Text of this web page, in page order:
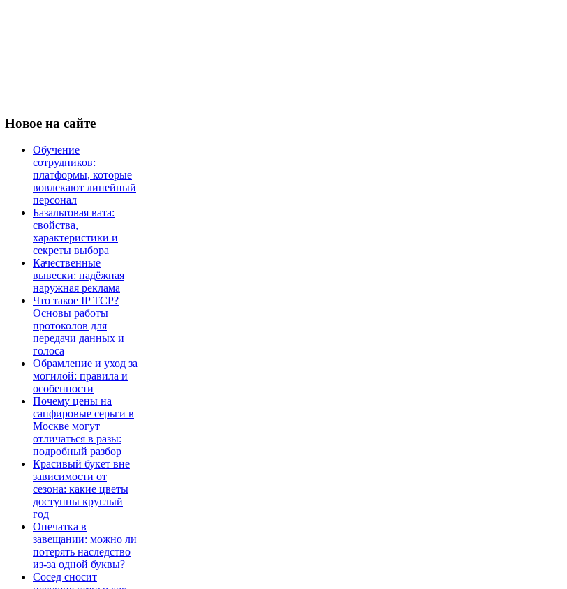
Новое на сайте
Обучение
сотрудников:
платформы, которые
вовлекают линейный
персонал
Базальтовая вата:
свойства,
характеристики и
секреты выбора
Качественные
вывески: надёжная
наружная реклама
Что такое IP TCP?
Основы работы
протоколов для
передачи данных и
голоса
Обрамление и уход за
могилой: правила и
особенности
Почему цены на
сапфировые серьги в
Москве могут
отличаться в разы:
подробный разбор
Красивый букет вне
зависимости от
сезона: какие цветы
доступны круглый
год
Опечатка в
завещании: можно ли
потерять наследство
из-за одной буквы?
Сосед сносит